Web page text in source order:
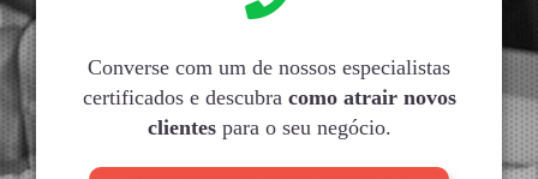
Converse com um de nossos especialistas
certificados e descubra como atrair novos
clientespara o seu negócio.